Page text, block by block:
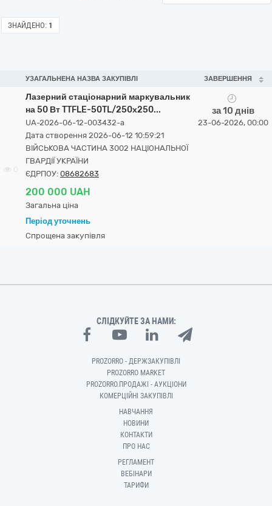
ЗНАЙДЕНО: 1
УЗАГАЛЬНЕНА НАЗВА ЗАКУПІВЛІ ЗАВЕРШЕННЯ
Лазерний стаціонарний маркувальник
на 50 Вт TTFLE-50TL/250х250...
UA-2026-06-12-003432-a
Дата створення 2026-06-12 10:59:21
ВІЙСЬКОВА ЧАСТИНА 3002 НАЦІОНАЛЬНОЇ
ГВАРДІЇ УКРАЇНИ
ЄДРПОУ: 08682683
200 000 UAH
Загальна ціна
Період уточнень
Спрощена закупівля
за 10 днів
23-06-2026, 00:00
СЛІДКУЙТЕ ЗА НАМИ:
PROZORRO - ДЕРЖЗАКУПІВЛІ
PROZORRO MARKET
PROZORRO.ПРОДАЖІ - АУКЦІОНИ
КОМЕРЦІЙНІ ЗАКУПІВЛІ
НАВЧАННЯ
НОВИНИ
КОНТАКТИ
ПРО НАС
РЕГЛАМЕНТ
ВЕБІНАРИ
ТАРИФИ